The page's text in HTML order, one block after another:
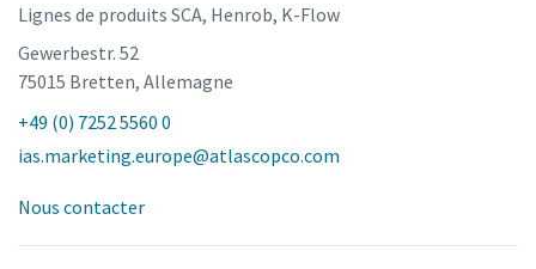
Lignes de produits SCA, Henrob, K-Flow
Gewerbestr. 52
75015 Bretten, Allemagne
+49 (0) 7252 5560 0
ias.marketing.europe@atlascopco.com
Nous contacter